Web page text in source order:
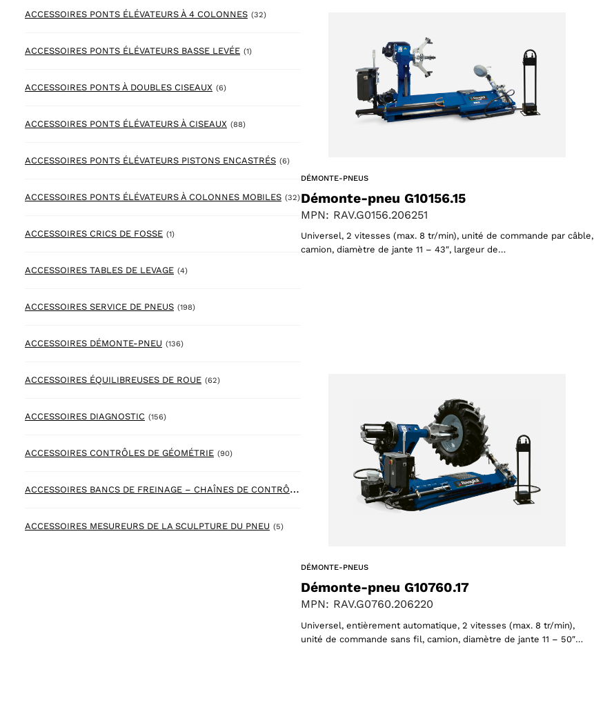
ACCESSOIRES PONTS ÉLÉVATEURS À 4 COLONNES (32)32 products
ACCESSOIRES PONTS ÉLÉVATEURS BASSE LEVÉE (1)1 product
ACCESSOIRES PONTS À DOUBLES CISEAUX (6)6 products
ACCESSOIRES PONTS ÉLÉVATEURS À CISEAUX (88)88 products
ACCESSOIRES PONTS ÉLÉVATEURS PISTONS ENCASTRÉS (6)6 products
ACCESSOIRES PONTS ÉLÉVATEURS À COLONNES MOBILES (32)32 products
ACCESSOIRES CRICS DE FOSSE (1)1 product
ACCESSOIRES TABLES DE LEVAGE (4)4 products
ACCESSOIRES SERVICE DE PNEUS (198)198 products
ACCESSOIRES DÉMONTE-PNEU (136)136 products
ACCESSOIRES ÉQUILIBREUSES DE ROUE (62)62 products
ACCESSOIRES DIAGNOSTIC (156)156 products
ACCESSOIRES CONTRÔLES DE GÉOMÉTRIE (90)90 products
A
CCESSOIRES BANCS DE FREINAGE – CHAÎNES DE CONTRÔLES 61 products
ACCESSOIRES MESUREURS DE LA SCULPTURE DU PNEU (5)5 products
DÉMONTE-PNEUS
Démonte-pneu G10156.15
MPN: RAV.G0156.206251
Universel, 2 vitesses (max. 8 tr/min), unité de commande par câble,
camion, diamètre de jante 11 – 43″, largeur de…
DÉMONTE-PNEUS
Démonte-pneu G10760.17
MPN: RAV.G0760.206220
Universel, entièrement automatique, 2 vitesses (max. 8 tr/min),
unité de commande sans fil, camion, diamètre de jante 11 – 50″…